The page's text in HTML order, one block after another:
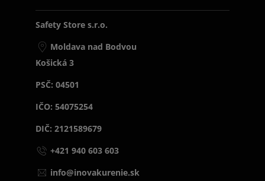
Safety Store s.r.o.
Moldava nad Bodvou
Košická 3
PSČ: 04501
IČO: 54075254
DIČ: 2121589679
+421 940 603 603
info@inovakurenie.sk